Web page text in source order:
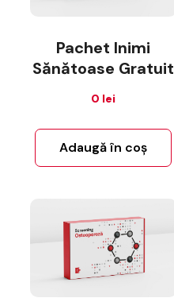
Pachet Inimi
Sănătoase Gratuit
0 lei
Adaugă în coș